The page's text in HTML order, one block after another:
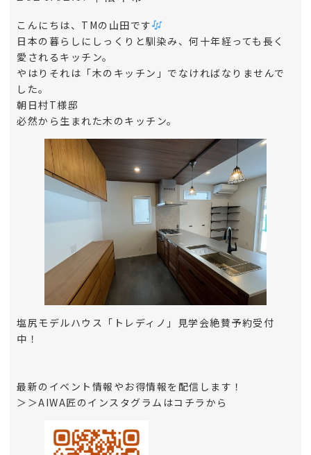
こんにちは、TMの山田です
日本の暮らしにしっくりと馴染み、何十年経っても長く
愛されるキッチン。
やはりそれは「木のキッチン」でなければなりませんで
した。
朝日村T様邸
必然から生まれた木のキッチン。
塩尻モデルハウス「トレディノ」見学会絶賛予約受付
中！
最新のイベント情報やお得情報を配信します！
＞＞AIWA匠のインスタグラムはコチラから